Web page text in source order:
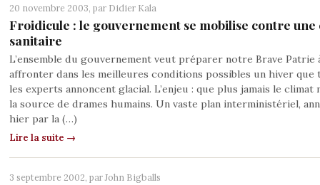
20 novembre 2003, par Didier Kala
Froidicule : le gouvernement se mobilise contre une
sanitaire
L’ensemble du gouvernement veut préparer notre Brave Patrie
affronter dans les meilleures conditions possibles un hiver que
les experts annoncent glacial. L’enjeu : que plus jamais le climat
la source de drames humains. Un vaste plan interministériel,
hier par la (…)
Lire la suite →
3 septembre 2002, parJohn Bigballs